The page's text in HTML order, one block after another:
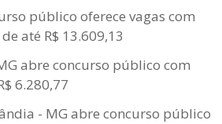
público oferece vagas com
até R$ 13.609,13
abre concurso público com
6.280,77
- MG abre concurso público